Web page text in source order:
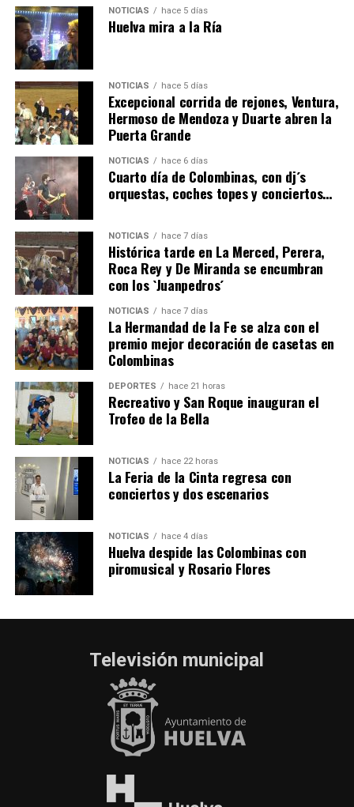
4º DÍA DE LAS FIESTAS COLOMBINAS 2026
hace 6 días Huelvatv
SEXTA CORRIDA DE LAS FIESTAS COLOMBINAS
2026
hace 4 días· Huelvatv
NOTICIAS hace 5 días
Huelva mira a la Ría
NOTICIAS hace 5 días
Excepcional corrida de rejones, Ventura,
Hermoso de Mendoza y Duarte abren la
Puerta Grande
NOTICIAS hace 6 días
Cuarto día de Colombinas, con dj´s
orquestas, coches topes y conciertos…
NOTICIAS hace 7 días
Histórica tarde en La Merced, Perera,
Roca Rey y De Miranda se encumbran
con los `Juanpedros´
NOTICIAS hace 7 días
La Hermandad de la Fe se alza con el
premio mejor decoración de casetas en
Colombinas
DEPORTES hace 21 horas
Recreativo y San Roque inauguran el
Trofeo de la Bella
NOTICIAS hace 22 horas
La Feria de la Cinta regresa con
conciertos y dos escenarios
NOTICIAS hace 4 días
Huelva despide las Colombinas con
piromusical y Rosario Flores
Televisión municipal